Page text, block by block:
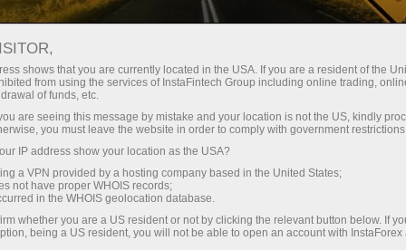
0.81254 (%)
06 Aug 2026 18:29
- 6 August 2026 1 year / 2 years / 3 years / 4 years| Actual Forecast Previous|
Data not found
shows that you are currently located in the USA. If you are a resident of the
from using the services of InstaFintech Group including online trading,
of funds, etc.
are seeing this message by mistake and your location is not the US, kindly
you must leave the website in order to comply with government
IP address show your location as the USA?
a VPN provided by a hosting company based in the United States;
not have proper WHOIS records;
in the WHOIS geolocation database.
whether you are a US resident or not by clicking the relevant button below. If
being a US resident, you will not be able to open an account with InstaForex